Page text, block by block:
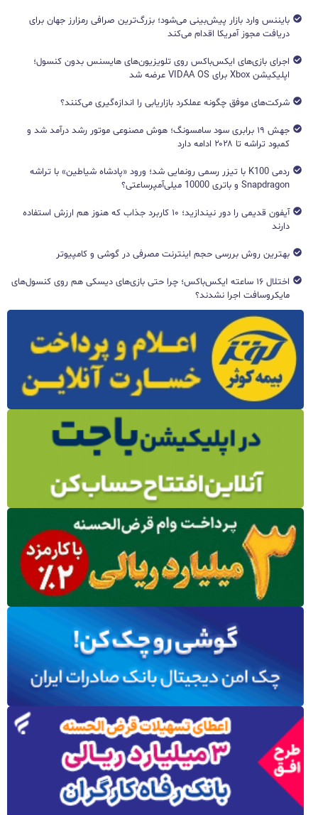
بایننس وارد بازار پیش‌بینی می‌شود؛ بزرگ‌ترین صرافی رمزارز جهان برای
دریافت مجوز آمریکا اقدام می‌کند
اجرای بازی‌های ایکس‌باکس روی تلویزیون‌های هایسنس بدون کنسول؛
اپلیکیشن Xbox برای VIDAA OS عرضه شد
شرکت‌های موفق چگونه عملکرد بازاریابی را اندازه‌گیری می‌کنند؟
جهش ۱۹ برابری سود سامسونگ؛ هوش مصنوعی موتور رشد درآمد شد و
کمبود تراشه تا ۲۰۲۸ ادامه دارد
ردمی K100 با تیزر رسمی رونمایی شد؛ ورود «پادشاه شیاطین» با تراشه
Snapdragon و باتری 10000 میلی‌آمپرساعتی؟
آیفون قدیمی را دور نیندازید؛ ۱۰ کاربرد جذاب که هنوز هم ارزش استفاده
دارند
بهترین روش بررسی حجم اینترنت مصرفی در گوشی و کامپیوتر
اختلال ۱۶ ساعته ایکس‌باکس؛ چرا حتی بازی‌های دیسکی هم روی کنسول‌های
مایکروسافت اجرا نشدند؟